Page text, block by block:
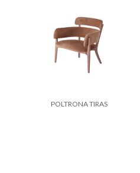
POLTRONA TIRAS